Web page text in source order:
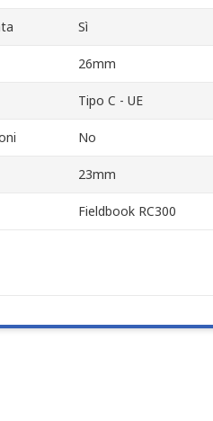
Sì
26mm
Tipo C - UE
No
23mm
Fieldbook RC300